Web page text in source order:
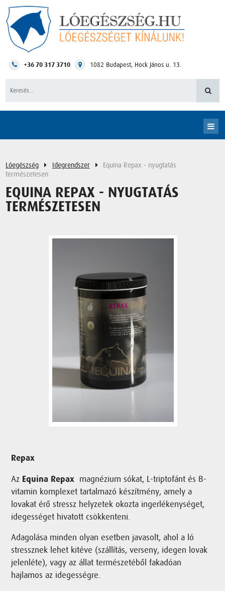
+36 70 317 3710 1082 Budapest, Hock János u. 13.
Lóegészség Idegrendszer
Equina Repax - nyugtatás
természetesen
EQUINA REPAX - NYUGTATÁS
TERMÉSZETESEN
Repax
Az Equina Repaxmagnézium sókat, L-triptofánt és B-
vitamin komplexet tartalmazó készítmény, amely a
lovakat érő stressz helyzetek okozta ingerlékenységet,
idegességet hivatott csökkenteni.
Adagolása minden olyan esetben javasolt, ahol a ló
stressznek lehet kitéve (szállítás, verseny, idegen lovak
jelenléte), vagy az állat természetéből fakadóan
hajlamos az idegességre.